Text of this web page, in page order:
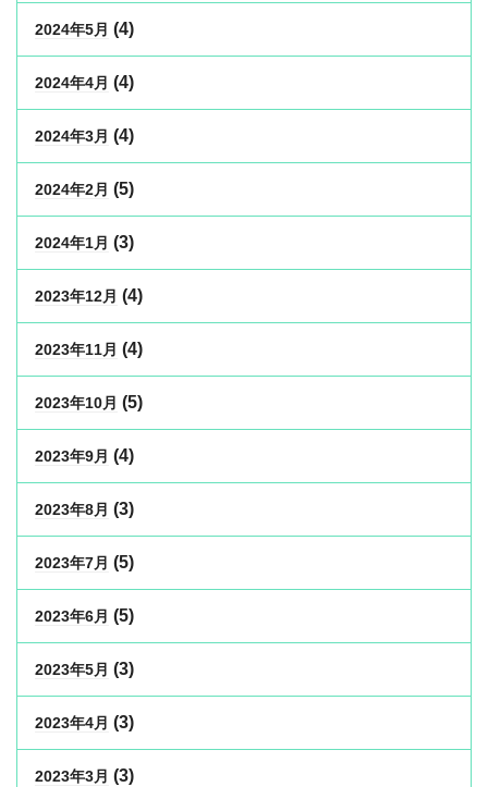
2024年5月 (4)
2024年4月 (4)
2024年3月 (4)
2024年2月 (5)
2024年1月 (3)
2023年12月 (4)
2023年11月 (4)
2023年10月 (5)
2023年9月 (4)
2023年8月 (3)
2023年7月 (5)
2023年6月 (5)
2023年5月 (3)
2023年4月 (3)
2023年3月 (3)